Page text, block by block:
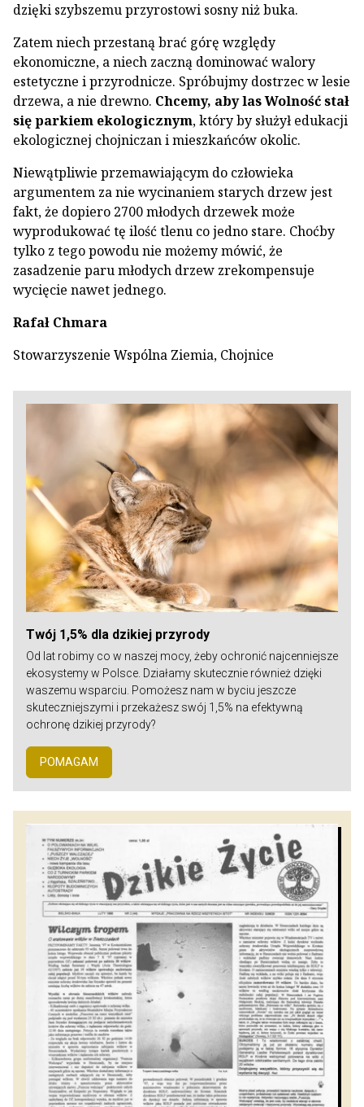
dzięki szybszemu przyrostowi sosny niż buka.
Zatem niech przestaną brać górę względy
ekonomiczne, a niech zaczną dominować walory
estetyczne i przyrodnicze. Spróbujmy dostrzec w lesie
drzewa, a nie drewno. Chcemy, aby las Wolność stał
się parkiem ekologicznym, który by służył edukacji
ekologicznej chojniczan i mieszkańców okolic.
Niewątpliwie przemawiającym do człowieka
argumentem za nie wycinaniem starych drzew jest
fakt, że dopiero 2700 młodych drzewek może
wyprodukować tę ilość tlenu co jedno stare. Choćby
tylko z tego powodu nie możemy mówić, że
zasadzenie paru młodych drzew zrekompensuje
wycięcie nawet jednego.
Rafał Chmara
Stowarzyszenie Wspólna Ziemia, Chojnice
Twój 1,5% dla dzikiej przyrody
Od lat robimy co w naszej mocy, żeby ochronić najcenniejsze
ekosystemy w Polsce. Działamy skutecznie również dzięki
waszemu wsparciu. Pomożesz nam w byciu jeszcze
skuteczniejszymi i przekażesz swój 1,5% na efektywną
ochronę dzikiej przyrody?
POMAGAM